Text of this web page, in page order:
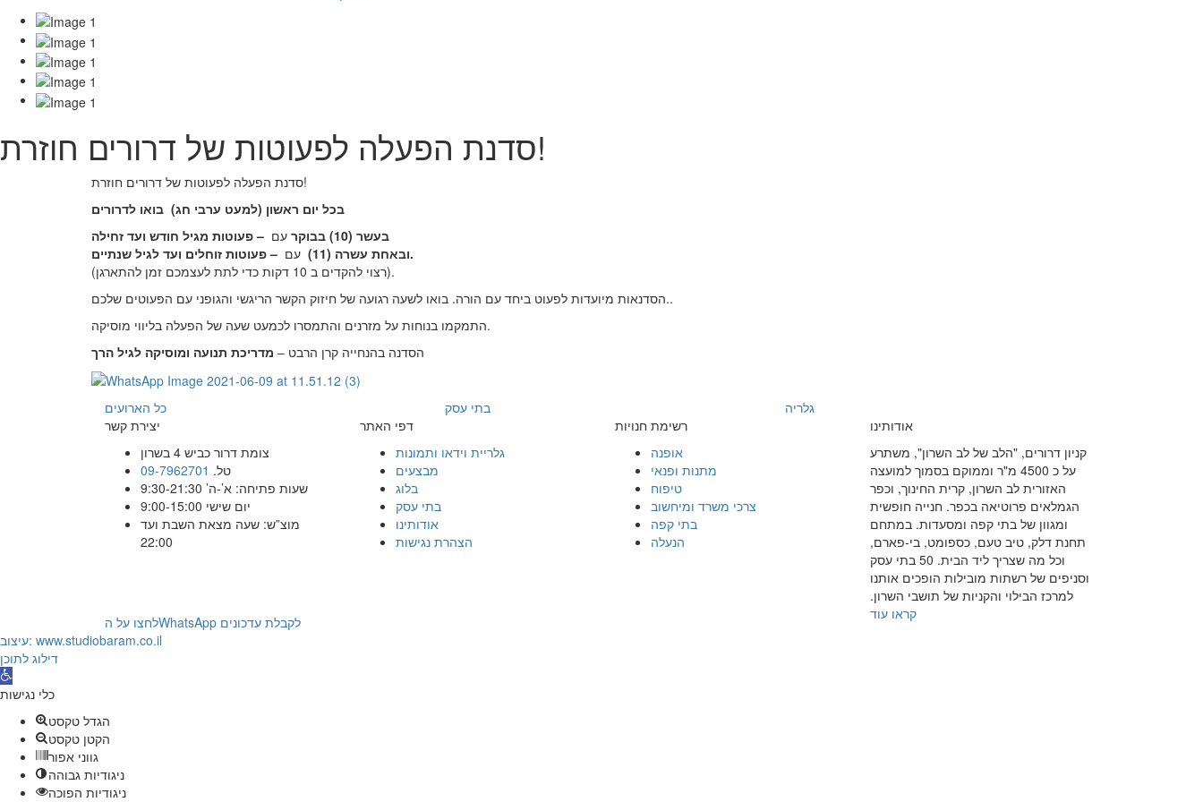
סדנת הפעלה לפעוטות של דרורים חוזרת!
סדנת הפעלה לפעוטות של דרורים חוזרת!
בכל יום ראשון (למעט ערבי חג) בואו לדרורים
בעשר (10) בבוקר
עם – פעוטות מגיל חודש ועד זחילה
ובאחת עשרה (11)
עם
– פעוטות זוחלים ועד לגיל שנתיים.
(רצוי להקדים ב 10 דקות כדי לתת לעצמכם זמן להתארגן).
הסדנאות מיועדות לפעוט ביחד עם הורה. בואו לשעה רגועה של חיזוק הקשר הריגשי והגופני עם הפעוטים שלכם..
התמקמו בנוחות על מזרנים והתמסרו לכמעט שעה של הפעלה בליווי מוסיקה.
הסדנה בהנחייה קרן הרבט – מדריכת תנועה ומוסיקה לגיל הרך
כל הארועים בתי עסק
גלריה
יצירת קשר
צומת דרור כביש 4 בשרון
טל. 09-7962701
שעות פתיחה: א’-ה’ 9:30-21:30
יום שישי 9:00-15:00
מוצ”ש: שעה מצאת השבת ועד
22:00
לחצו על הWhatsApp לקבלת עדכונים
דפי האתר
גלריית וידאו ותמונות
מבצעים
בלוג
בתי עסק
אודותינו
הצהרת נגישות
רשימת חנויות
אופנה
מתנות ופנאי
טיפוח
צרכי משרד ומיחשוב
בתי קפה
הנעלה
אודותינו
קניון דרורים, "הלב של לב השרון", משתרע
על כ 4500 מ"ר וממוקם בסמוך למועצה
האזורית לב השרון, קרית החינוך, וכפר
הגמלאים פרוטיאה בכפר. חנייה חופשית
ומגוון של בתי קפה ומסעדות. במתחם
תחנת דלק, טיב טעם, כספומט, בי-פארם,
וכל מה שצריך ליד הבית. 50 בתי עסק
וסניפים של רשתות מובילות הופכים אותנו
למרכז הבילוי והקניות של תושבי השרון.
קראו עוד
עיצוב: www.studiobaram.co.il
דילוג לתוכן
פתח
סרגל
כלי נגישות
הגדל טקסט
הקטן טקסט
גווני אפור
ניגודיות גבוהה
ניגודיות הפוכה